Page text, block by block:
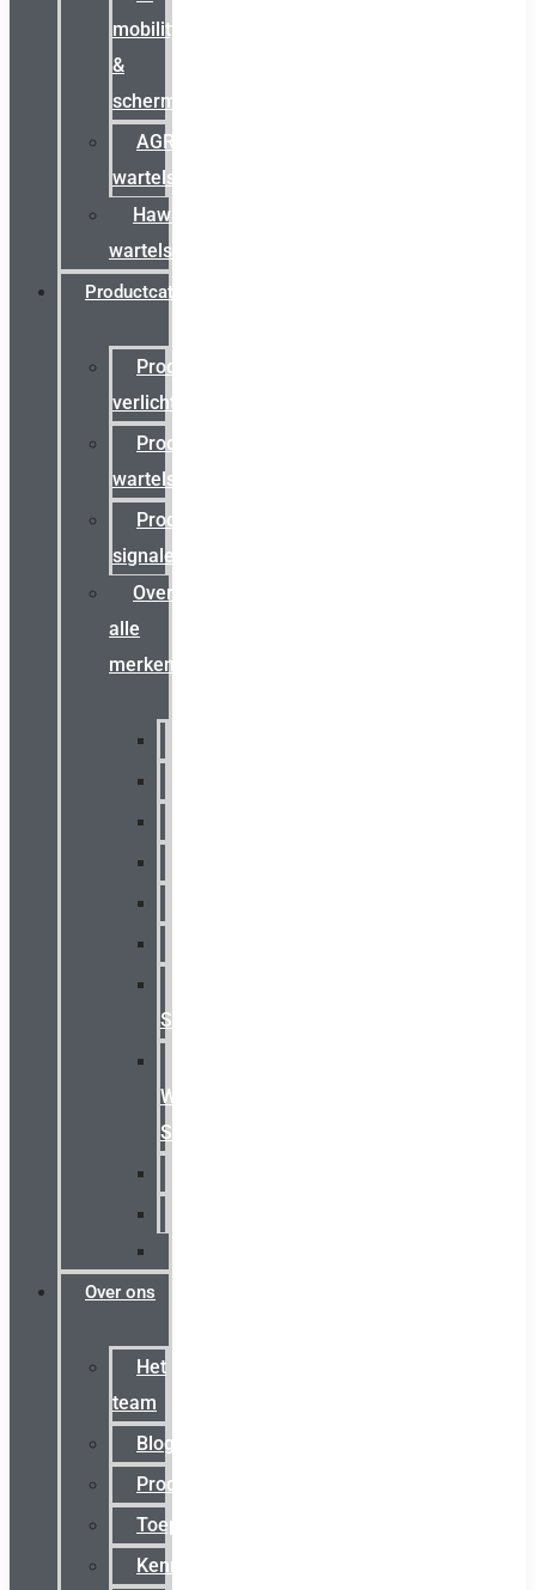
mobility
&
schermstromen
AGRO
wartels
Hawke
wartels
Productcatalogus
Productcatalogus
verlichting
Productcatalogus
wartels
Productcatalogus
signalering
Overzicht
alle
merken
Signaling
Warning
Signals
Over ons
Het
team
Blog
Productnieuws
Toepassingen
Kenniscentrum